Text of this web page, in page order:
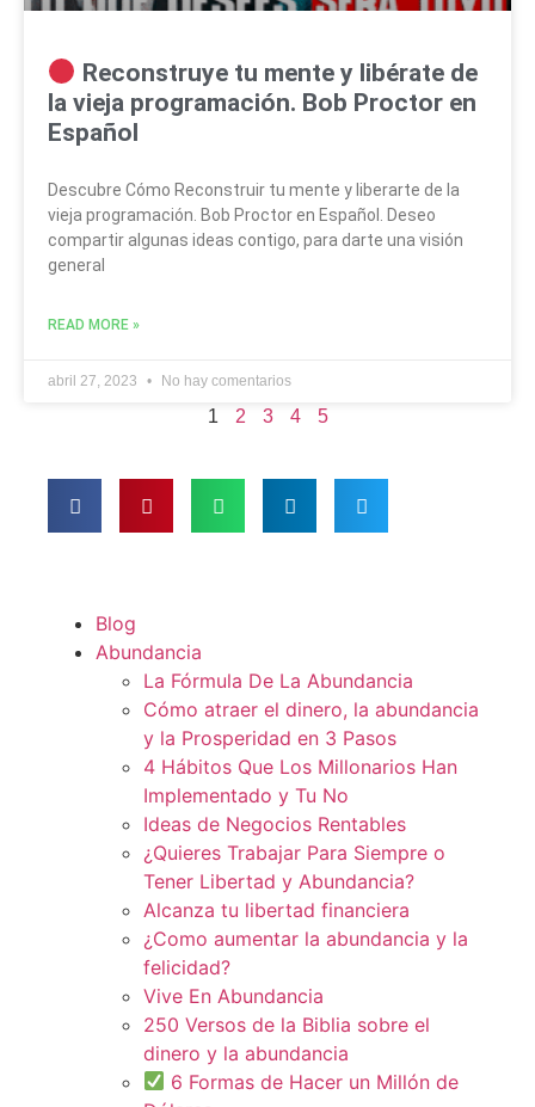
Reconstruye tu mente y libérate de
la vieja programación. Bob Proctor en
Español
Descubre Cómo Reconstruir tu mente y liberarte de la
vieja programación. Bob Proctor en Español. Deseo
compartir algunas ideas contigo, para darte una visión
general
READ MORE »
abril 27, 2023 No hay comentarios
1 2 3 4 5
Blog
Abundancia
La Fórmula De La Abundancia
Cómo atraer el dinero, la abundancia
y la Prosperidad en 3 Pasos
4 Hábitos Que Los Millonarios Han
Implementado y Tu No
Ideas de Negocios Rentables
¿Quieres Trabajar Para Siempre o
Tener Libertad y Abundancia?
Alcanza tu libertad financiera
¿Como aumentar la abundancia y la
felicidad?
Vive En Abundancia
250 Versos de la Biblia sobre el
dinero y la abundancia
6 Formas de Hacer un Millón de